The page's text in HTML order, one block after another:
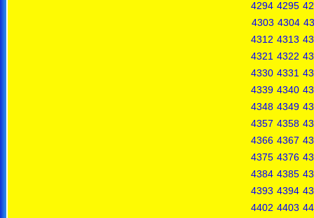
4294 4295
4303 4304
4312 4313
4321 4322
4330 4331
4339 4340
4348 4349
4357 4358
4366 4367
4375 4376
4384 4385
4393 4394
4402 4403